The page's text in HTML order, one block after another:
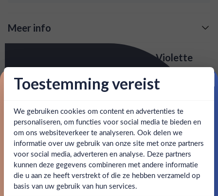
Ben jij 18 jaar of ouder?
Ja Nee
Meer info
Snelle levering: voor 15:00, morgen in huis (uitzondering bij
artikel vermeld)
Over The Bitter Truth - Creme de Violette
The Bitter Truth wordt zeer geroemd onder bartenders. Ze
staan bekend om hun pure likeuren waarin de smaak
prachtig naar voren komt. Zo ook bij deze violen likeur.
SPECIFICATIES
Alcohol 22.00%
Allergenen -
Merk The Bitter Truth
Toestemming vereist
We gebruiken cookies om content en advertenties te
personaliseren, om functies voor social media te bieden en
om ons websiteverkeer te analyseren. Ook delen we
informatie over uw gebruik van onze site met onze partners
voor social media, adverteren en analyse. Deze partners
kunnen deze gegevens combineren met andere informatie
die u aan ze heeft verstrekt of die ze hebben verzameld op
basis van uw gebruik van hun services.
Proost op je eerste korting!
Schrijf je in en ontvang direct 5% korting op je eerste
bestelling.
Email
Claim mijn korting